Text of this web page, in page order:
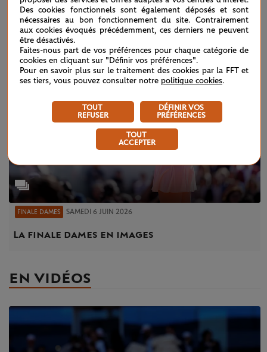
EN IMAGES
FINALE DAMES SAMEDI 6 JUIN 2026
La finale dames en images
EN VIDÉOS
Des cookies fonctionnels sont également déposés et sont
nécessaires au bon fonctionnement du site. Contrairement
aux cookies évoqués précédemment, ces derniers ne peuvent
être désactivés.
Faites-nous part de vos préférences pour chaque catégorie de
cookies en cliquant sur "Définir vos préférences".
Pour en savoir plus sur le traitement des cookies par la FFT et
ses tiers, vous pouvez consulter notre politique cookies.
TOUT
REFUSER
DÉFINIR VOS
PRÉFÉRENCES
TOUT
ACCEPTER